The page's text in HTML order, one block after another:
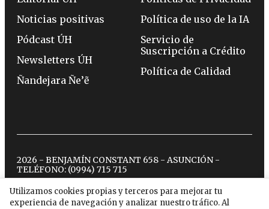
Utilizamos cookies propias y terceros para mejorar tu
experiencia de navegación y analizar nuestro tráfico. Al
Noticias positivas
Pódcast ÚH
Newsletters ÚH
Ñandejara Ñe’ẽ
Política de uso de la IA
Servicio de
Suscripción a Crédito
Política de Calidad
2026 - BENJAMÍN CONSTANT 658 - ASUNCIÓN -
TELÉFONO: (0994) 715 715